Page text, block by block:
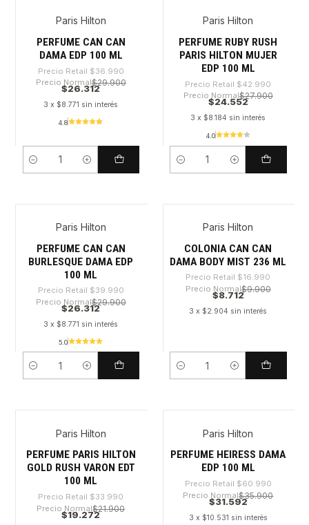
Paris Hilton
PERFUME CAN CAN
DAMA EDP 100 ML
Precio Retail $36.990
Precio Normal$29.900
$26.312
3 x $8.771 sin interés
4.8
Cantidad
Paris Hilton
PERFUME RUBY RUSH
PARIS HILTON MUJER
EDP 100 ML
Precio Retail $42.990
Precio Normal$27.900
$24.552
3 x $8.184 sin interés
4.0
Cantidad
Paris Hilton
PERFUME CAN CAN
BURLESQUE DAMA EDP
100 ML
Precio Retail $39.990
Precio Normal$29.900
$26.312
3 x $8.771 sin interés
5.0
Cantidad
Paris Hilton
COLONIA CAN CAN
DAMA BODY MIST 236 ML
Precio Retail $16.990
Precio Normal$9.900
$8.712
3 x $2.904 sin interés
Cantidad
Paris Hilton
PERFUME PARIS HILTON
GOLD RUSH VARON EDT
100 ML
Precio Retail $33.990
Precio Normal$21.900
$19.272
Paris Hilton
PERFUME HEIRESS DAMA
EDP 100 ML
Precio Retail $60.990
Precio Normal$35.900
$31.592
3 x $10.531 sin interés